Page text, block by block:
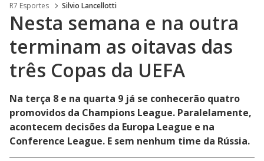
R7 Esportes Silvio Lancellotti
Nesta semana e na outra
terminam as oitavas das
três Copas da UEFA
Na terça 8 e na quarta 9 já se conhecerão quatro
promovidos da Champions League. Paralelamente,
acontecem decisões da Europa League e na
Conference League. E sem nenhum time da Rússia.